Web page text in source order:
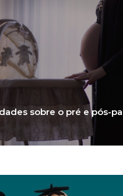
sobre o pré e pós-